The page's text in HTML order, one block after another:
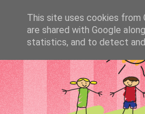
This site uses cookies from
are shared with Google
statistics, and to detect and